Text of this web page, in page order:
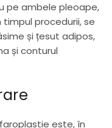
pe ambele pleoape,
timpul procedurii, se
și țesut adipos,
și conturul
este, în